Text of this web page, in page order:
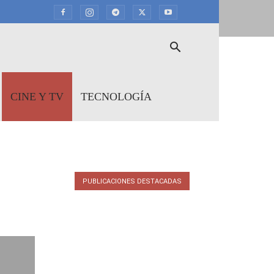
CINE Y TV TECNOLOGÍA
PUBLICACIONES DESTACADAS